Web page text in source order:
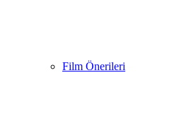
Film Önerileri